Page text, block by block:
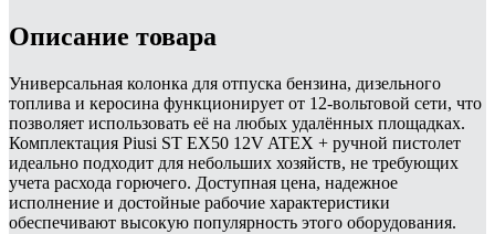
Описание товара
Универсальная колонка для отпуска бензина, дизельного
топлива и керосина функционирует от 12-вольтовой сети, что
позволяет использовать её на любых удалённых площадках.
Комплектация Piusi ST EX50 12V ATEX + ручной пистолет
идеально подходит для небольших хозяйств, не требующих
учета расхода горючего. Доступная цена, надежное
исполнение и достойные рабочие характеристики
обеспечивают высокую популярность этого оборудования.